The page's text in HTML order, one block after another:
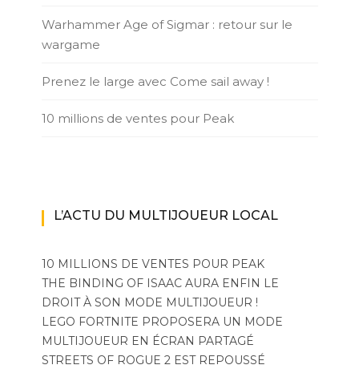
Warhammer Age of Sigmar : retour sur le
wargame
Prenez le large avec Come sail away !
10 millions de ventes pour Peak
L’ACTU DU MULTIJOUEUR LOCAL
10 MILLIONS DE VENTES POUR PEAK
THE BINDING OF ISAAC AURA ENFIN LE
DROIT À SON MODE MULTIJOUEUR !
LEGO FORTNITE PROPOSERA UN MODE
MULTIJOUEUR EN ÉCRAN PARTAGÉ
STREETS OF ROGUE 2 EST REPOUSSÉ